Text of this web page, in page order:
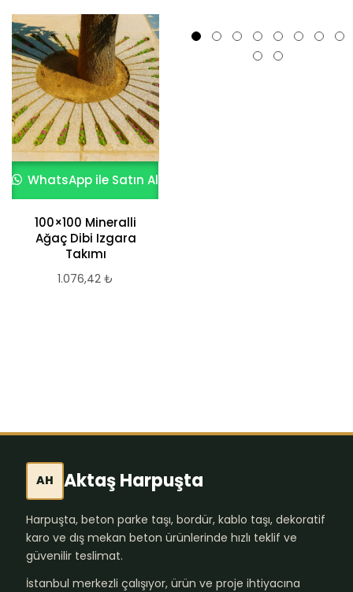
WhatsApp ile Satın Al
100×100 Mineralli
Ağaç Dibi Izgara
Takımı
1.076,42 ₺
AH Aktaş Harpuşta
Harpuşta, beton parke taşı, bordür, kablo taşı, dekoratif
karo ve dış mekan beton ürünlerinde hızlı teklif ve
güvenilir teslimat.
İstanbul merkezli çalışıyor, ürün ve proje ihtiyacına